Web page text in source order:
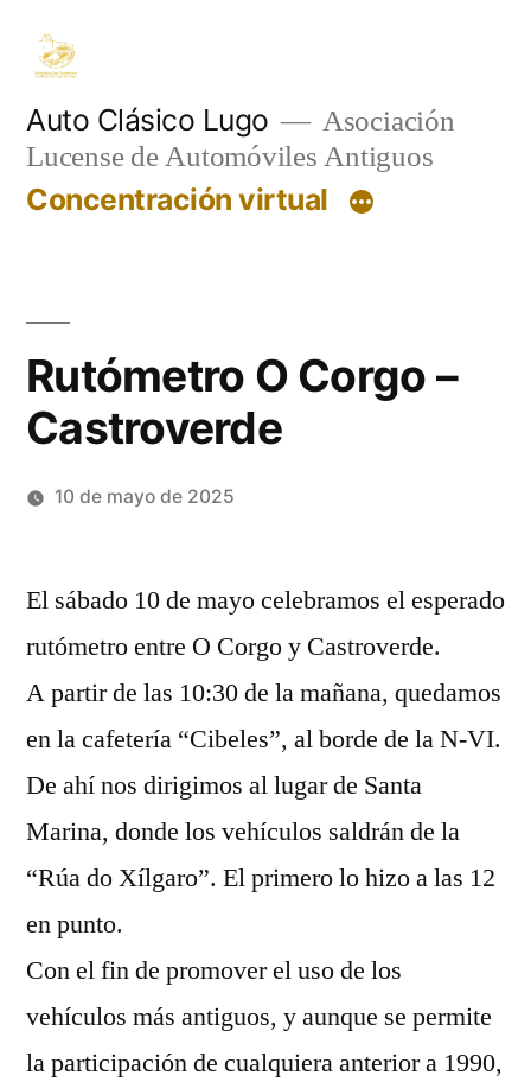
contenido
Auto Clásico Lugo
Asociación
Lucense de Automóviles Antiguos
Concentración virtual
Rutómetro O Corgo –
Castroverde
10 de mayo de 2025
El sábado 10 de mayo celebramos el esperado
rutómetro entre O Corgo y Castroverde.
A partir de las 10:30 de la mañana, quedamos
en la cafetería “Cibeles”, al borde de la N-VI.
De ahí nos dirigimos al lugar de Santa
Marina, donde los vehículos saldrán de la
“Rúa do Xílgaro”. El primero lo hizo a las 12
en punto.
Con el fin de promover el uso de los
vehículos más antiguos, y aunque se permite
la participación de cualquiera anterior a 1990,